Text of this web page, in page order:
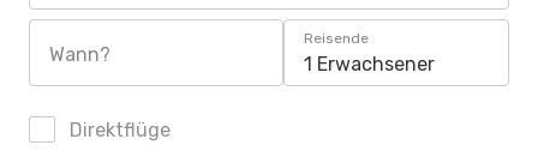
Wann?
Reisende
1 Erwachsener
Direktflüge